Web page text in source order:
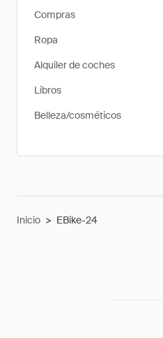
Compras
Ropa
Alquiler de coches
Libros
Belleza/cosméticos
Inicio > EBike-24